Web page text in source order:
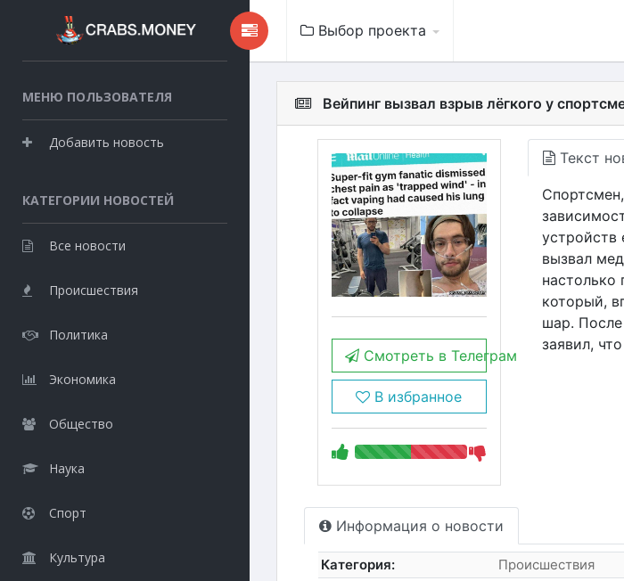
МЕНЮ ПОЛЬЗОВАТЕЛЯ
Добавить новость
КАТЕГОРИИ НОВОСТЕЙ
Все новости
Происшествия
Политика
Экономика
Общество
Наука
Спорт
Культура
Выбор проекта
Вейпинг вызвал взрыв лёгкого у
Смотреть в Телеграм
В избранное
Текст
устройств
вызвал
настолько
который,
шар.
заявил,
Информация о новости
Категория:
Происшествия